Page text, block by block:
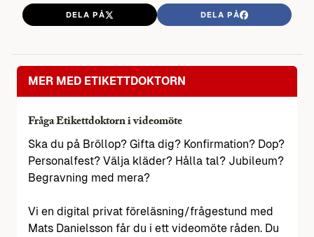
DELA PÅ DELA PÅ
MER MED ETIKETTDOKTORN
Fråga Etikettdoktorn i videomöte
Ska du på Bröllop? Gifta dig? Konfirmation? Dop?
Personalfest? Välja kläder? Hålla tal? Jubileum?
Begravning med mera?
Vi en digital privat föreläsning/frågestund med
Mats Danielsson får du i ett videomöte råden. Du